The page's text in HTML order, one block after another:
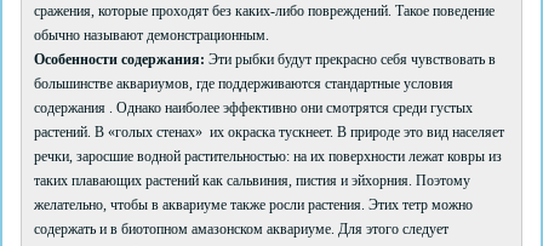
сражения, которые проходят без каких-либо повреждений. Такое поведение
обычно называют демонстрационным.
Особенности содержания: Эти рыбки будут прекрасно себя чувствовать в
большинстве аквариумов, где поддерживаются стандартные условия
содержания . Однако наиболее эффективно они смотрятся среди густых
растений. В «голых стенах» их окраска тускнеет. В природе это вид населяет
речки, заросшие водной растительностью: на их поверхности лежат ковры из
таких плавающих растений как сальвиния, пистия и эйхорния. Поэтому
желательно, чтобы в аквариуме также росли растения. Этих тетр можно
содержать и в биотопном амазонском аквариуме. Для этого следует